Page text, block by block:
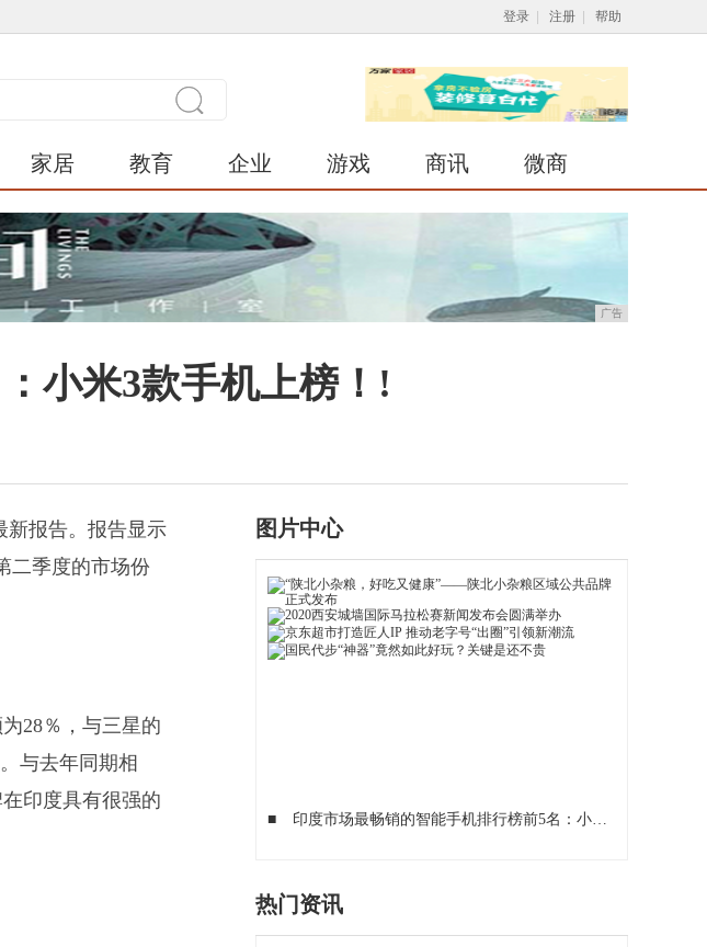
登录 注册 帮助
家居 教育 企业 游戏 商讯 微商
广告
小米3款手机上榜！!
新报告。报告显示
二季度的市场份
28％，与三星的
与去年同期相
印度具有很强的
图片中心
■ 印度市场最畅销的智能手机排行榜前5名：小米3款手机上榜！!
热门资讯